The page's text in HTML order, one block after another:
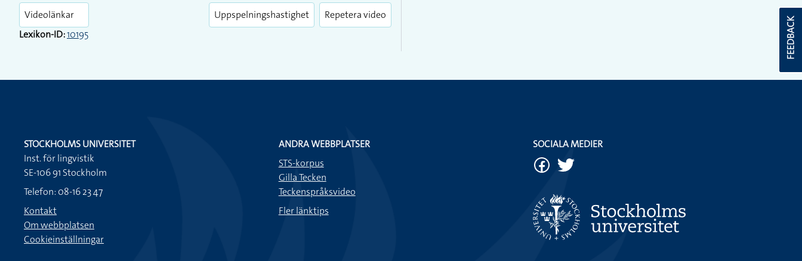
fullscreen
Videolänkar
Lexikon-ID:10195
Uppspelningshastighet Repetera video
FEEDBACK
STOCKHOLMS UNIVERSITET
Inst. för lingvistik
SE-106 91 Stockholm
Telefon: 08-16 23 47
Kontakt
Om webbplatsen
Cookieinställningar
ANDRA WEBBPLATSER
STS-korpus
Gilla Tecken
Teckenspråksvideo
Fler länktips
SOCIALA MEDIER